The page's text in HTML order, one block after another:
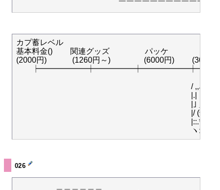
カプ蓄レベル
基本料金()　　 関連グッズ 　　 　　パッケ　　　　
(2000円)　　　 (1260円～)　　　 　(6000円)　　 (300
/ ,,､,､,､､､
|.| 　 　　　 |　
|｣ ＿_　＿ |　 ( i ))) 　お客
|/ (^)|_|(^).|　/
|::.* ,____, *|ﾉ　/ 　　　客扱い
026